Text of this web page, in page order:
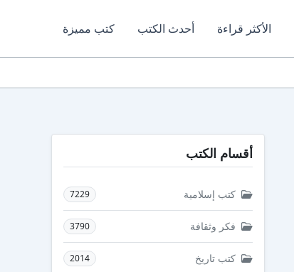
الأكثر قراءة أحدث الكتب كتب مميزة
أقسام الكتب
كتب إسلامية 7229
فكر وثقافة 3790
كتب تاريخ 2014